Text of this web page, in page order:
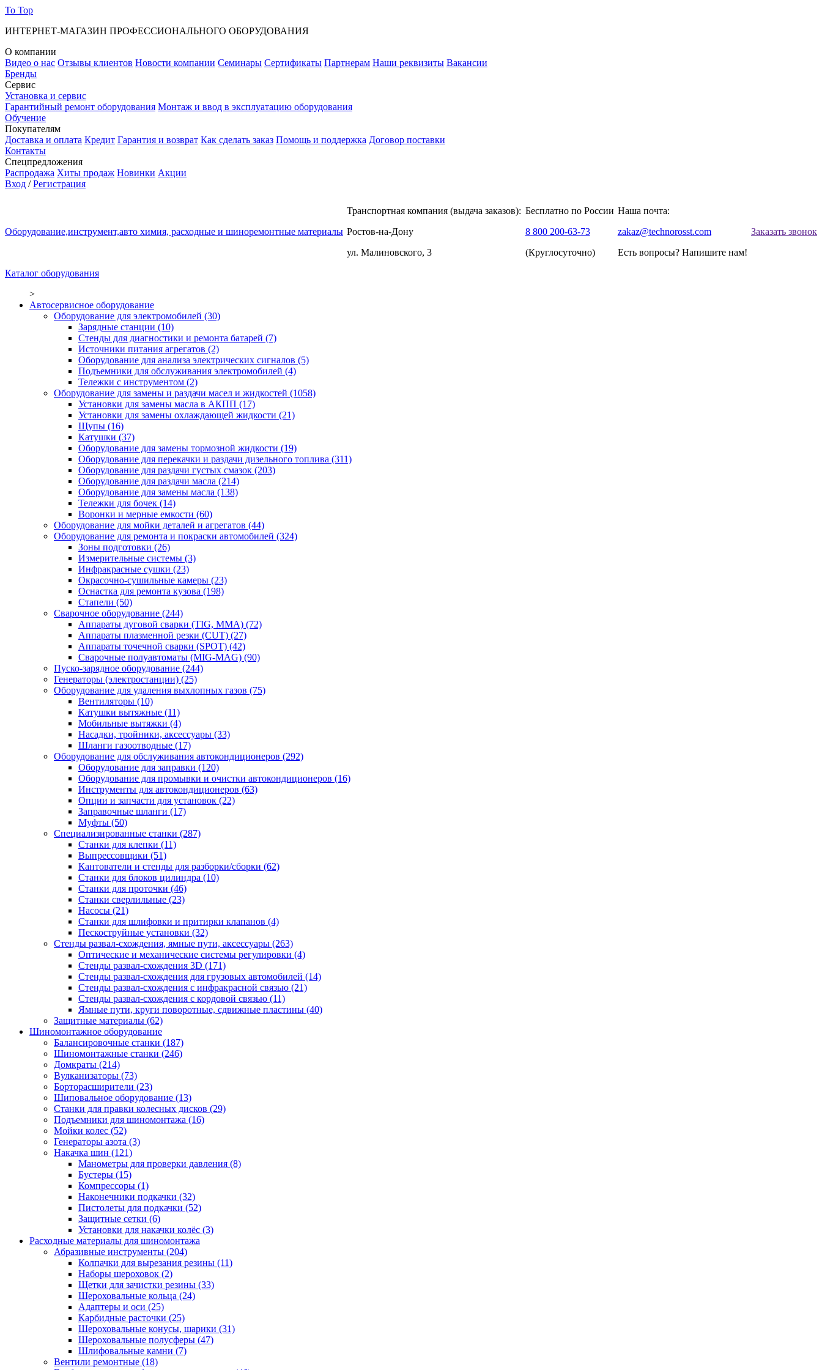
To Top
ИНТЕРНЕТ-МАГАЗИН ПРОФЕССИОНАЛЬНОГО ОБОРУДОВАНИЯ
О компании
Видео о нас Отзывы клиентов Новости компании Семинары Сертификаты Партнерам Наши реквизиты Вакансии
Бренды
Сервис
Установка и сервис
Гарантийный ремонт оборудования Монтаж и ввод в эксплуатацию оборудования
Обучение
Покупателям
Доставка и оплата Кредит Гарантия и возврат Как сделать заказ Помощь и поддержка Договор поставки
Контакты
Спецпредложения
Распродажа Хиты продаж Новинки Акции
Вход /Регистрация
Оборудование,инструмент,авто химия, расходные и шиноремонтные материалы
Транспортная компания (выдача заказов):
Ростов-на-Дону
ул. Малиновского, 3
Бесплатно по России
8 800 200-63-73
(Круглосуточно)
Наша почта:
zakaz@technorosst.com
Есть вопросы? Напишите нам!
Заказать звонок
Каталог оборудования
>
Автосервисное оборудование
Оборудование для электромобилей (30)
Зарядные станции (10)
Стенды для диагностики и ремонта батарей (7)
Источники питания агрегатов (2)
Оборудование для анализа электрических сигналов (5)
Подъемники для обслуживания электромобилей (4)
Тележки с инструментом (2)
Оборудование для замены и раздачи масел и жидкостей (1058)
Установки для замены масла в АКПП (17)
Установки для замены охлаждающей жидкости (21)
Щупы (16)
Катушки (37)
Оборудование для замены тормозной жидкости (19)
Оборудование для перекачки и раздачи дизельного топлива (311)
Оборудование для раздачи густых смазок (203)
Оборудование для раздачи масла (214)
Оборудование для замены масла (138)
Тележки для бочек (14)
Воронки и мерные емкости (60)
Оборудование для мойки деталей и агрегатов (44)
Оборудование для ремонта и покраски автомобилей (324)
Зоны подготовки (26)
Измерительные системы (3)
Инфракрасные сушки (23)
Окрасочно-сушильные камеры (23)
Оснастка для ремонта кузова (198)
Стапели (50)
Сварочное оборудование (244)
Аппараты дуговой сварки (TIG, MMA) (72)
Аппараты плазменной резки (CUT) (27)
Аппараты точечной сварки (SPOT) (42)
Сварочные полуавтоматы (MIG-MAG) (90)
Пуско-зарядное оборудование (244)
Генераторы (электростанции) (25)
Оборудование для удаления выхлопных газов (75)
Вентиляторы (10)
Катушки вытяжные (11)
Мобильные вытяжки (4)
Насадки, тройники, аксессуары (33)
Шланги газоотводные (17)
Оборудование для обслуживания автокондиционеров (292)
Оборудование для заправки (120)
Оборудование для промывки и очистки автокондиционеров (16)
Инструменты для автокондиционеров (63)
Опции и запчасти для установок (22)
Заправочные шланги (17)
Муфты (50)
Специализированные станки (287)
Станки для клепки (11)
Выпрессовщики (51)
Кантователи и стенды для разборки/сборки (62)
Станки для блоков цилиндра (10)
Станки для проточки (46)
Станки сверлильные (23)
Насосы (21)
Станки для шлифовки и притирки клапанов (4)
Пескоструйные установки (32)
Стенды развал-схождения, ямные пути, аксессуары (263)
Оптические и механические системы регулировки (4)
Стенды развал-схождения 3D (171)
Стенды развал-схождения для грузовых автомобилей (14)
Стенды развал-схождения с инфракрасной связью (21)
Стенды развал-схождения с кордовой связью (11)
Ямные пути, круги поворотные, сдвижные пластины (40)
Защитные материалы (62)
Шиномонтажное оборудование
Балансировочные станки (187)
Шиномонтажные станки (246)
Домкраты (214)
Вулканизаторы (73)
Борторасширители (23)
Шиповальное оборудование (13)
Станки для правки колесных дисков (29)
Подъемники для шиномонтажа (16)
Мойки колес (52)
Генераторы азота (3)
Накачка шин (121)
Манометры для проверки давления (8)
Бустеры (15)
Компрессоры (1)
Наконечники подкачки (32)
Пистолеты для подкачки (52)
Защитные сетки (6)
Установки для накачки колёс (3)
Расходные материалы для шиномонтажа
Абразивные инструменты (204)
Колпачки для вырезания резины (11)
Наборы шероховок (2)
Щетки для зачистки резины (33)
Шероховальные кольца (24)
Адаптеры и оси (25)
Карбидные расточки (25)
Шероховальные конусы, шарики (31)
Шероховальные полусферы (47)
Шлифовальные камни (7)
Вентили ремонтные (18)